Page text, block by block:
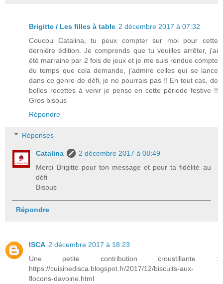
Brigitte / Les filles à table 2 décembre 2017 à 07:32
Coucou Catalina, tu peux compter sur moi pour cette
dernière édition. Je comprends que tu veuilles arrêter, j'ai
été marraine par 2 fois de jeux et je me suis rendue compte
du temps que cela demande, j'admire celles qui se lance
dans ce genre de défi, je ne pourrais pas !! En tout cas, de
belles recettes à venir je pense en cette période festive !!
Gros bisous
Répondre
Réponses
Catalina
2 décembre 2017 à 08:49
Merci Brigitte pour ton message et pour ta fidélité au
défi
Bisous
Répondre
ISCA 2 décembre 2017 à 18:23
Une petite contribution croustillante :
https://cuisinedisca.blogspot.fr/2017/12/biscuits-aux-
flocons-davoine.html